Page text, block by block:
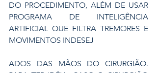
DO PROCEDIMENTO, ALÉM DE USAR
PROGRAMA DE INTELIGÊNCIA
ARTIFICIAL QUE FILTRA TREMORES E
MOVIMENTOS INDESEJ
ADOS DAS MÃOS DO CIRURGIÃO.